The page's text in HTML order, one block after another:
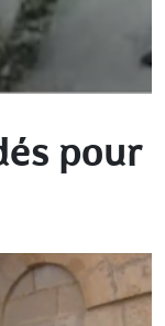
pour